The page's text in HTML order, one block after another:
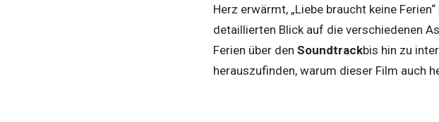
Herz erwärmt, „Liebe braucht keine
detaillierten Blick auf die verschiedenen
Ferien über den Soundtrackbis hin zu
herauszufinden, warum dieser Film auch